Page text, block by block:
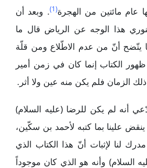
عام مائتين من الهجرة(1)
. وبعد أن
هذا الوجه عن الرياض قال ما
يتّضح أنّ من عدم الاطّلاع ومن قلّة
ظهور الكتاب إنما كان في زمن أمير
الزمان فلم يكن منه عين ولا أثر.
أنه لم يكن للرضا (عليه السلام)
علينا بما كتبه لأحمد بن سكّين،
لنا لإثبات أنّ هذا الكتاب الذي
السلام) وأنه هو الذي كان موجوداً